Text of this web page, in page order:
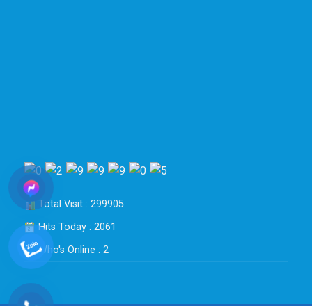
Total Visit : 299905
Hits Today : 2061
Who's Online : 2